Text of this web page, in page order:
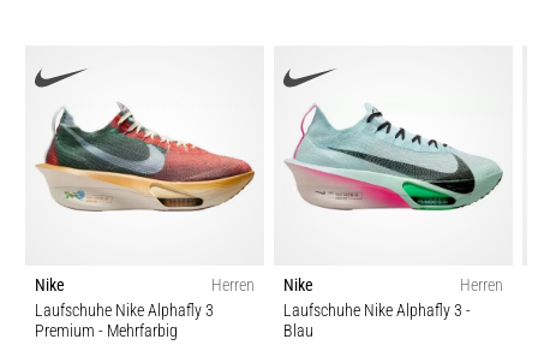
Nike
Herren
Laufschuhe Nike Alphafly 3
Premium - Mehrfarbig
Nike
Herren
Laufschuhe Nike Alphafly 3 -
Blau